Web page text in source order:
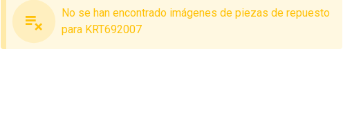
No se han encontrado imágenes de piezas de repuesto
para KRT692007